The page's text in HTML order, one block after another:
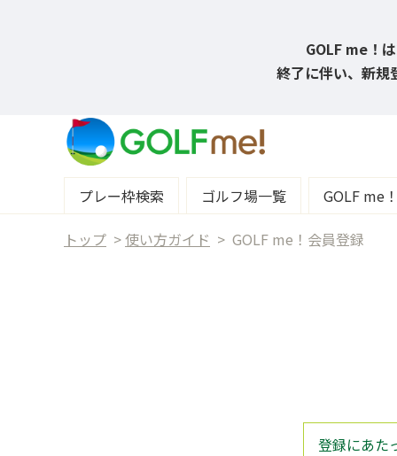
GOLF me！
終了に伴い、新規
プレー枠検索 ゴルフ場一覧 GOLF me
トップ >使い方ガイド > GOLF me！会員登録
登録にあた